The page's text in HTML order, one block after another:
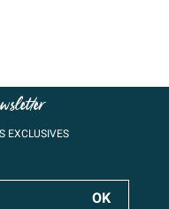
EXCLUSIVES